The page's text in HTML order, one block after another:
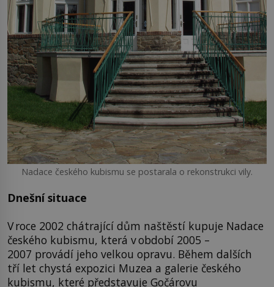
Nadace českého kubismu se postarala o rekonstrukci vily.
Dnešní situace
V roce 2002 chátrající dům naštěstí kupuje Nadace
českého kubismu, která v období 2005 –
2007 provádí jeho velkou opravu. Během dalších
tří let chystá expozici Muzea a galerie českého
kubismu, které představuje Gočárovu